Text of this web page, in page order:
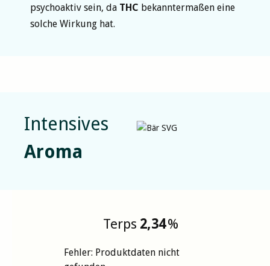
psychoaktiv sein, da THC bekanntermaßen eine
solche Wirkung hat.
Intensives
Aroma
Terps 2,34%
Fehler: Produktdaten nicht